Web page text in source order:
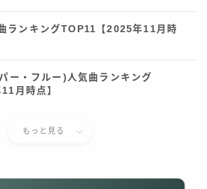
ランキングTOP11【2025年11月時
ー・フルー)人気曲ランキング
月時点】
もっと見る